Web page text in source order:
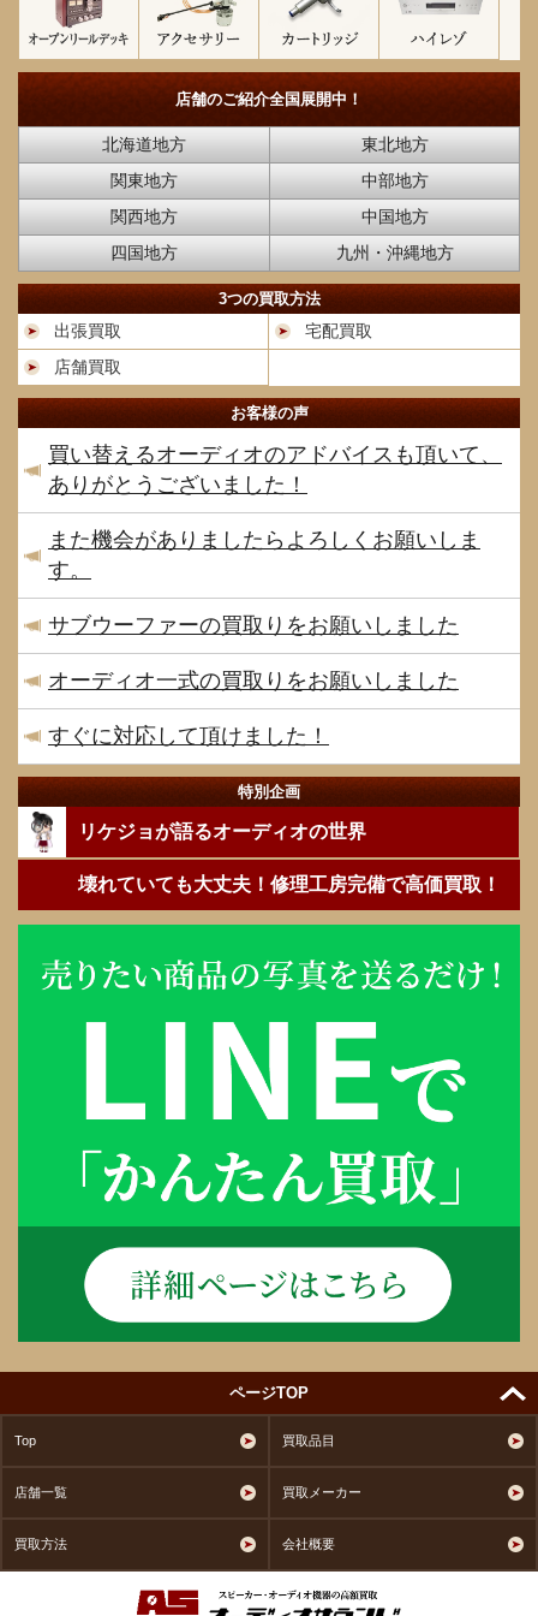
店舗のご紹介全国展開中！
北海道地方
東北地方
関東地方
中部地方
関西地方
中国地方
四国地方
九州・沖縄地方
3つの買取方法
出張買取
宅配買取
店舗買取
お客様の声
買い替えるオーディオのアドバイスも頂いて、
ありがとうございました！
また機会がありましたらよろしくお願いしま
す。
サブウーファーの買取りをお願いしました
オーディオ一式の買取りをお願いしました
すぐに対応して頂けました！
特別企画
リケジョが語るオーディオの世界
壊れていても大丈夫！修理工房完備で高価買取！
ページTOP
Top 買取品目
店舗一覧 買取メーカー
買取方法 会社概要